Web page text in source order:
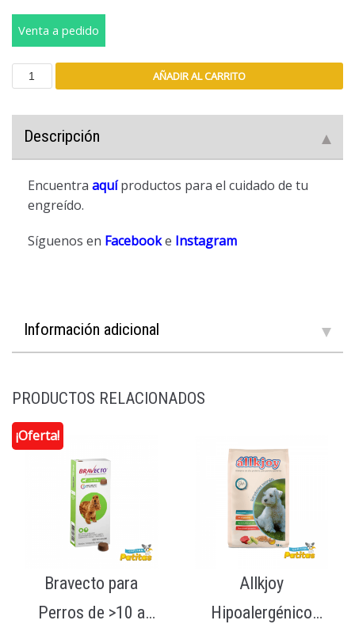
Venta a pedido
AÑADIR AL CARRITO
Descripción
Encuentra aquíproductos para el cuidado de tu
engreído.
Síguenos en Facebooke Instagram
Información adicional
PRODUCTOS RELACIONADOS
¡Oferta!
Bravecto para
Perros de >10 a
Allkjoy
Hipoalergénico